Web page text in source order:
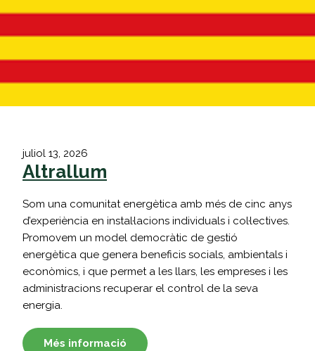
juliol 13, 2026
Altrallum
Som una comunitat energètica amb més de cinc anys
d’experiència en instal·lacions individuals i col·lectives.
Promovem un model democràtic de gestió
energètica que genera beneficis socials, ambientals i
econòmics, i que permet a les llars, les empreses i les
administracions recuperar el control de la seva
energia.
Més informació